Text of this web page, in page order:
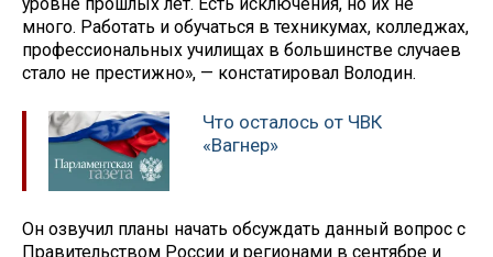
много. Работать и обучаться в техникумах, колледжах,
профессиональных училищах в большинстве случаев
стало не престижно», — констатировал Володин.
Что осталось от ЧВК
«Вагнер»
Он озвучил планы начать обсуждать данный вопрос с
Правительством России и регионами в сентябре и